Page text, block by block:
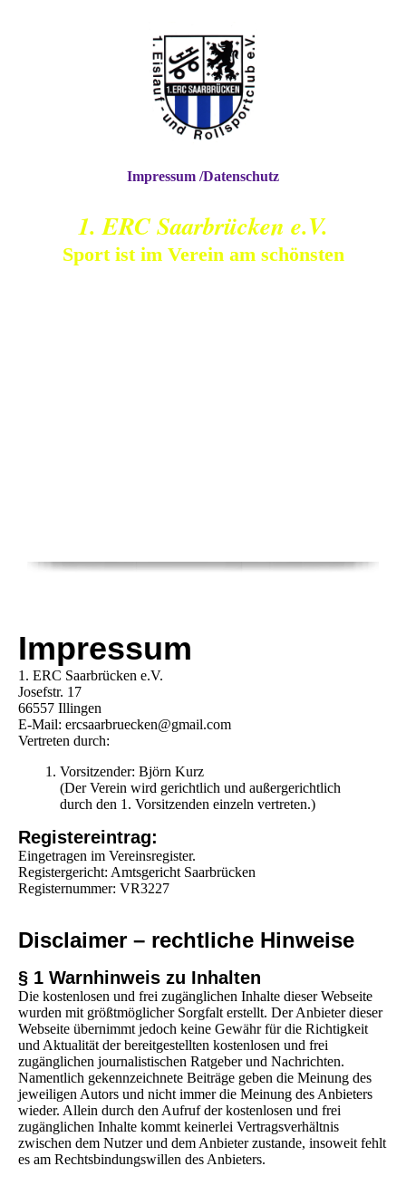
1. ERC Saarbrücken e.V.
Sport ist im Verein am schönsten
Impressum /Datenschutz
Impressum
1. ERC Saarbrücken e.V.
Josefstr. 17
66557 Illingen
E-Mail: ercsaarbruecken@gmail.com
Vertreten durch:
Vorsitzender: Björn Kurz
(Der Verein wird gerichtlich und außergerichtlich
durch den 1. Vorsitzenden einzeln vertreten.)
Registereintrag:
Eingetragen im Vereinsregister.
Registergericht: Amtsgericht Saarbrücken
Registernummer: VR3227
Disclaimer – rechtliche Hinweise
§ 1 Warnhinweis zu Inhalten
Die kostenlosen und frei zugänglichen Inhalte dieser Webseite
wurden mit größtmöglicher Sorgfalt erstellt. Der Anbieter dieser
Webseite übernimmt jedoch keine Gewähr für die Richtigkeit
und Aktualität der bereitgestellten kostenlosen und frei
zugänglichen journalistischen Ratgeber und Nachrichten.
Namentlich gekennzeichnete Beiträge geben die Meinung des
jeweiligen Autors und nicht immer die Meinung des Anbieters
wieder. Allein durch den Aufruf der kostenlosen und frei
zugänglichen Inhalte kommt keinerlei Vertragsverhältnis
zwischen dem Nutzer und dem Anbieter zustande, insoweit fehlt
es am Rechtsbindungswillen des Anbieters.